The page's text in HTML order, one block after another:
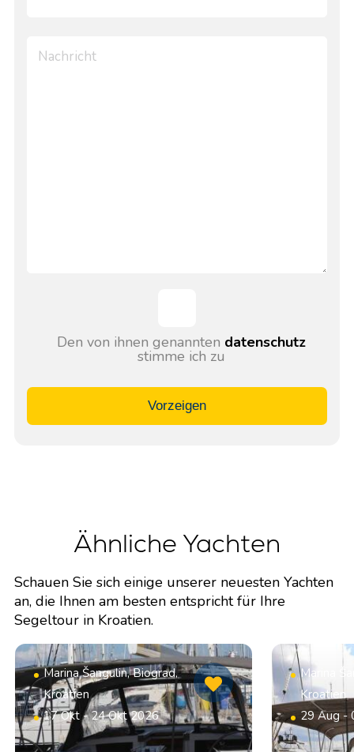
Den von ihnen genannten datenschutz
stimme ich zu
Vorzeigen
Ähnliche Yachten
Schauen Sie sich einige unserer neuesten Yachten
an, die Ihnen am besten entspricht für Ihre
Segeltour in Kroatien.
Marina Šangulin, Biograd,
Kroatien
17 Okt - 24 Okt 2026
Marina
Kroatien
29 Aug -